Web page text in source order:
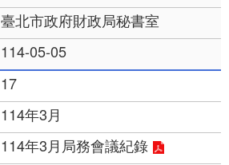
臺北市政府財政局秘書室
114-05-05
17
114年3月
114年3月局務會議紀錄